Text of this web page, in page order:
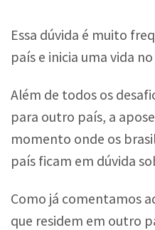
Essa dúvida é muito
país e inicia uma vida
Além de todos os
para outro país, a
momento onde os
país ficam em dúvida
Como já comentamos
que residem em outro